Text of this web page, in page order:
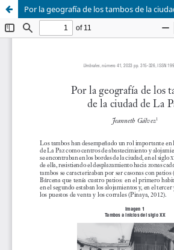
Por la geografía de los tambos de la